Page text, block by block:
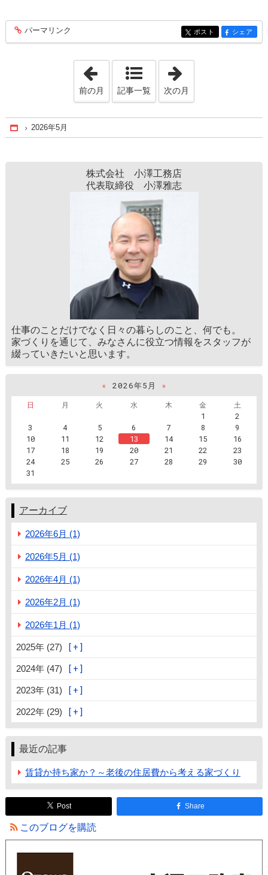
entry415
パーマリンク entry415
ポスト entry415
シェア
「2026年4月」
前の月 記事一覧 次の月
Home
2026年5月
株式会社 小澤工務店
代表取締役 小澤雅志
仕事のことだけでなく日々の暮らしのこと、何でも。
家づくりを通じて、みなさんに役立つ情報をスタッフが
綴っていきたいと思います。
« 2026年5月
»
日
月 火 水 木 金
土
1
2
3
4 5 6 7 8
9
10
11 12 13 14 15
16
17
18 19 20 21 22
23
24
25 26 27 28 29
30
31
アーカイブ
2026年6月 (1)
2026年5月 (1)
2026年4月 (1)
2026年2月 (1)
2026年1月 (1)
2025年 (27)
2024年 (47)
2023年 (31)
2022年 (29)
最近の記事
賃貸か持ち家か？～老後の住居費から考える家づくり
Post Share
このブログを購読